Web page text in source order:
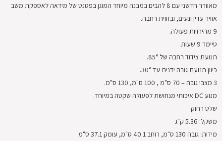
מאוורר חדשני עם 8 להבים במבנה מיוחד המוגן בפטנט של מידאה לאספקת משב
אוויר עדין ונעים, ובזווית רחבה.
9 מהירויות פעולה.
טיימר 9 שעות.
תנועת צידוד רחבה של 85°.
כיוון תנועת גובה ידנית עד 30°.
3 מצבי גובה – 70 ס"מ , 100 ס"מ, 130 ס"מ.
מנוע DC איכותי מנחושת לפעולה שקטה במיוחד.
שלט רחוק.
משקל: 5.36 ק"ג
מידות: גובה 130 ס"מ, רוחב 40.1 ס"מ, עומק 37.1 ס"מ